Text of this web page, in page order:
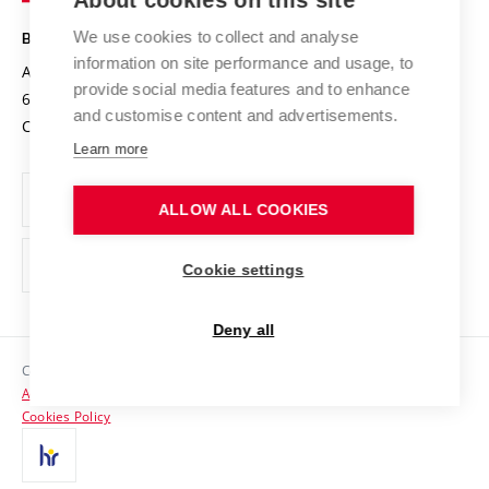
Projects
Projects from Structural Funds
Specific University Research
Safe University
Organization Structure
Official notice board
Personal Data Protection
Support and development of employees and students
Contacts
Media
BRNO UNIVERSITY OF TECHNOLOGY
Antonínská 548/1
602 00 Brno
Czech Republic
www.vut.cz
vut@vutbr.cz
Copyright © 2026 VUT
Accessibility Statement
Cookies Policy
We use cookies to collect and analyse
information on site performance and usage, to
provide social media features and to enhance
and customise content and advertisements.
Learn more
ALLOW ALL COOKIES
Cookie settings
Deny all